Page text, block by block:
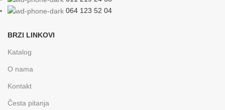
064 123 52 04
BRZI LINKOVI
Katalog
O nama
Kontakt
Česta pitanja